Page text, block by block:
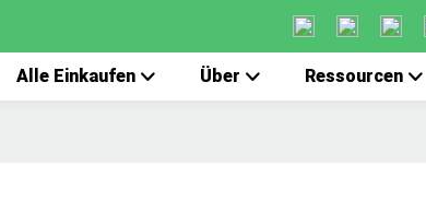
Alle Einkaufen Über Ressourcen